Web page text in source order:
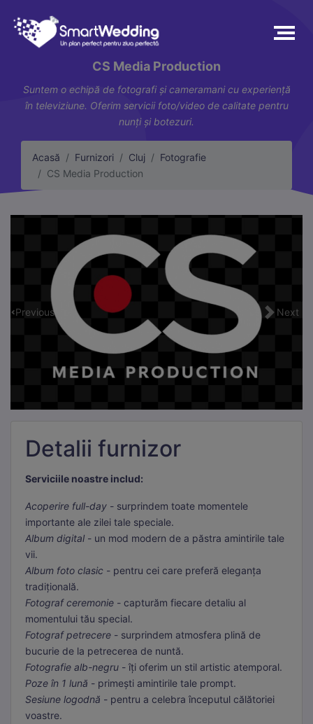
CS Media Production
Suntem o echipă de fotografi și cameramani cu experiență
în televiziune. Oferim servicii foto/video de calitate pentru
nunți și botezuri.
Acasă Furnizori Cluj
Fotografie
CS Media Production
Previous Next
Detalii furnizor
Serviciile noastre includ:
Acoperire full-day - surprindem toate momentele
importante ale zilei tale speciale.
Album digital - un mod modern de a păstra amintirile tale
vii.
Album foto clasic - pentru cei care preferă eleganța
tradițională.
Fotograf ceremonie - capturăm fiecare detaliu al
momentului tău special.
Fotograf petrecere - surprindem atmosfera plină de
bucurie de la petrecerea de nuntă.
Fotografie alb-negru - îți oferim un stil artistic atemporal.
Poze în 1 lună - primești amintirile tale prompt.
Sesiune logodnă - pentru a celebra începutul călătoriei
voastre.